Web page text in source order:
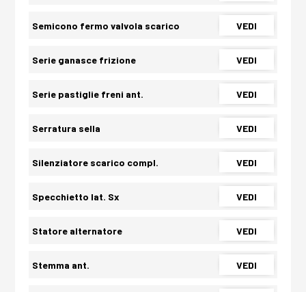
Semicono fermo valvola scarico VEDI
Serie ganasce frizione VEDI
Serie pastiglie freni ant. VEDI
Serratura sella VEDI
Silenziatore scarico compl. VEDI
Specchietto lat. Sx VEDI
Statore alternatore VEDI
Stemma ant. VEDI